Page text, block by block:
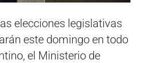
elecciones legislativas
este domingo en todo
el Ministerio de